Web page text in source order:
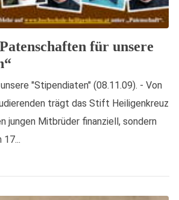
für unsere
"Stipendiaten" (08.11.09). - Von
trägt das Stift Heiligenkreuz
jungen Mitbrüder finanziell, sondern
17...